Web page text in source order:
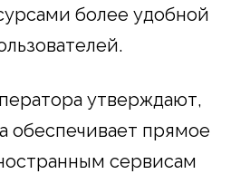
более удобной
утверждают,
обеспечивает прямое
сервисам